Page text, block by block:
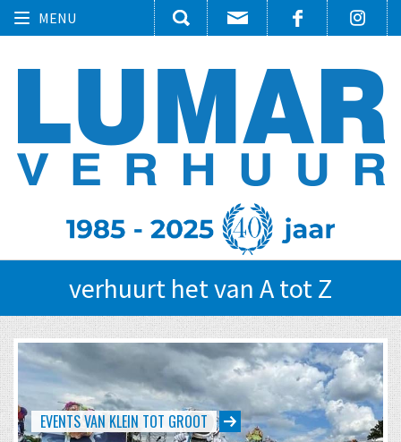
Toggle
MENU
verhuurt het van A tot Z
EVENTS VAN KLEIN TOT GROOT